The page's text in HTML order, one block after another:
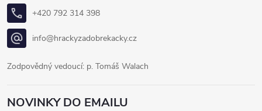
+420 792 314 398
info@hrackyzadobrekacky.cz
Zodpovědný vedoucí: p. Tomáš Walach
NOVINKY DO EMAILU